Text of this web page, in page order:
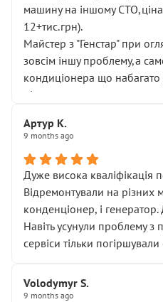
машину на іншому
12+тис.грн).
Майстер з "Генстар" при
зовсім іншу проблему,а
кондиціонера що
підсумку.
Артур К.
9 months ago
Дуже висока кваліфікація
Відремонтували на різних
конденціонер, і
Навіть усунули проблему з
сервіси тільки погіршували
Volodymyr S.
9 months ago